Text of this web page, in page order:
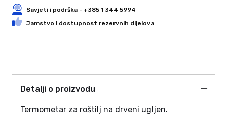
Savjeti i podrška - +385 1 344 5994
Jamstvo i dostupnost rezervnih dijelova
Detalji o proizvodu
Termometar za roštilj na drveni ugljen.